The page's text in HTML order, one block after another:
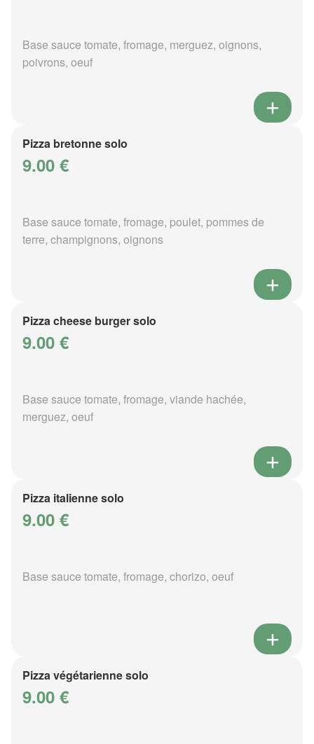
Base sauce tomate, fromage, merguez, oignons,
poivrons, oeuf
Pizza bretonne solo
9.00 €
Base sauce tomate, fromage, poulet, pommes de
terre, champignons, oignons
Pizza cheese burger solo
9.00 €
Base sauce tomate, fromage, viande hachée,
merguez, oeuf
Pizza italienne solo
9.00 €
Base sauce tomate, fromage, chorizo, oeuf
Pizza végétarienne solo
9.00 €